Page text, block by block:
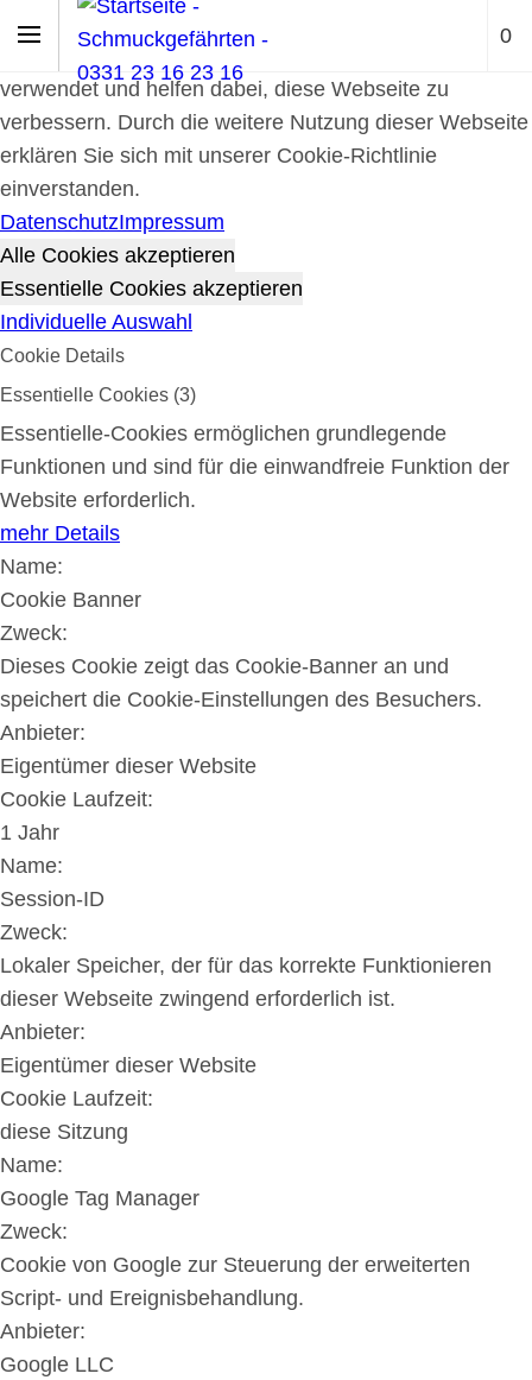
Cookie-Richtlinie
Cookies werden zur Benutzerführung und Webanalyse
verwendet und helfen dabei, diese Webseite zu
verbessern. Durch die weitere Nutzung dieser Webseite
erklären Sie sich mit unserer Cookie-Richtlinie
einverstanden.
DatenschutzImpressum
Alle Cookies akzeptieren
Essentielle Cookies akzeptieren
Individuelle Auswahl
Cookie Details
Essentielle Cookies (3)
Essentielle-Cookies ermöglichen grundlegende
Funktionen und sind für die einwandfreie Funktion der
Website erforderlich.
mehr Details
Name:
Cookie Banner
Zweck:
Dieses Cookie zeigt das Cookie-Banner an und
speichert die Cookie-Einstellungen des Besuchers.
Anbieter:
Eigentümer dieser Website
Cookie Laufzeit:
1 Jahr
Name:
Session-ID
Zweck:
Lokaler Speicher, der für das korrekte Funktionieren
dieser Webseite zwingend erforderlich ist.
Anbieter:
Eigentümer dieser Website
Cookie Laufzeit:
diese Sitzung
Name:
Google Tag Manager
Zweck:
Cookie von Google zur Steuerung der erweiterten
Script- und Ereignisbehandlung.
Anbieter:
Google LLC
0